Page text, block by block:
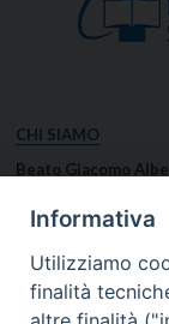
CHI SIAMO
Beato Giacomo
Missione Paolina
Luoghi delle Origini
Informativa
Utilizziamo
finalità